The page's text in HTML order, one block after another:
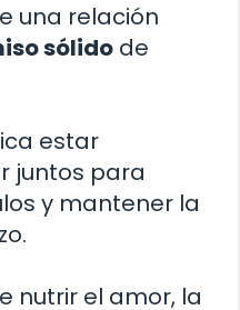
una relación
sólido de
estar
juntos para
y mantener la
nutrir el amor, la